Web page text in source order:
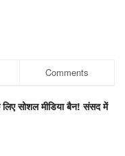
Comments
सोशल मीडिया बैन! संसद में